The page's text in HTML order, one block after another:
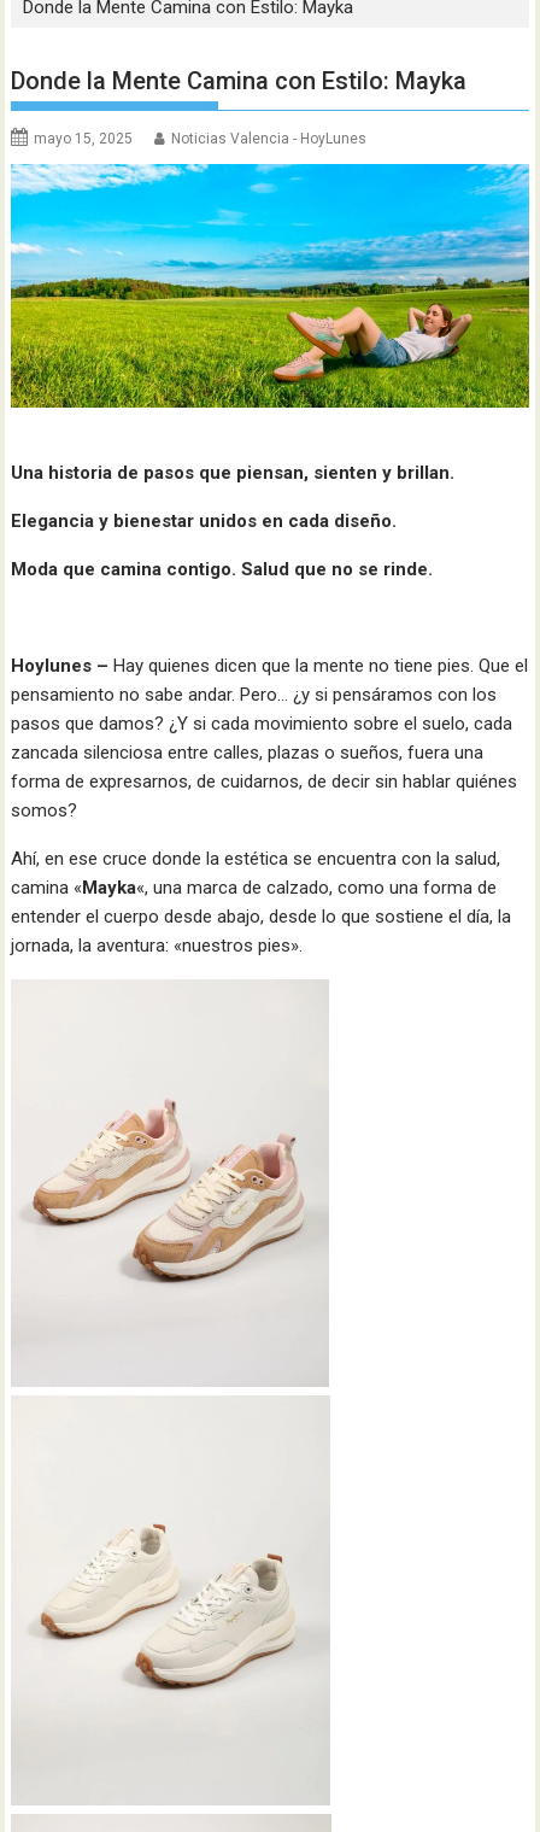
Donde la Mente Camina con Estilo: Mayka
Donde la Mente Camina con Estilo: Mayka
mayo 15, 2025 Noticias Valencia - HoyLunes
Una historia de pasos que piensan, sienten y brillan.
Elegancia y bienestar unidos en cada diseño.
Moda que camina contigo. Salud que no se rinde.
Hoylunes – Hay quienes dicen que la mente no tiene pies. Que el
pensamiento no sabe andar. Pero… ¿y si pensáramos con los
pasos que damos? ¿Y si cada movimiento sobre el suelo, cada
zancada silenciosa entre calles, plazas o sueños, fuera una
forma de expresarnos, de cuidarnos, de decir sin hablar quiénes
somos?
Ahí, en ese cruce donde la estética se encuentra con la salud,
camina «Mayka«, una marca de calzado, como una forma de
entender el cuerpo desde abajo, desde lo que sostiene el día, la
jornada, la aventura: «nuestros pies».